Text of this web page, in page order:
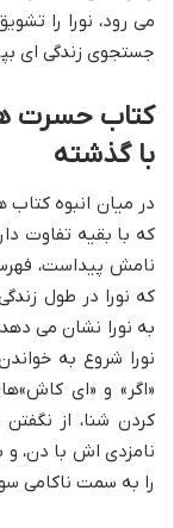
می رود، نورا را
جستجوی زندگی ای
کتاب حسرت
با گذشته
در میان انبوه
که با بقیه تفاوت
نامش پیداست،
که نورا در طول
به نورا نشان می
نورا شروع به
«اگر» و «ای
کردن شنا، از
نامزدی اش با دن،
را به سمت ناکامی